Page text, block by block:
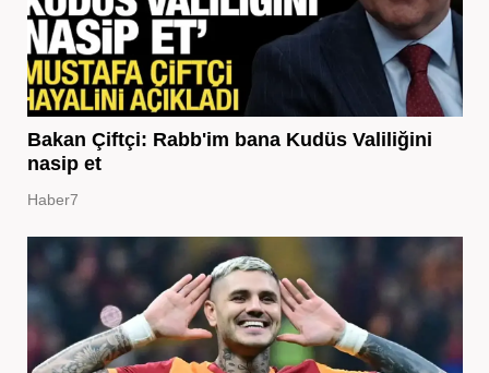
Bakan Çiftçi: Rabb'im bana Kudüs Valiliğini
nasip et
Haber7